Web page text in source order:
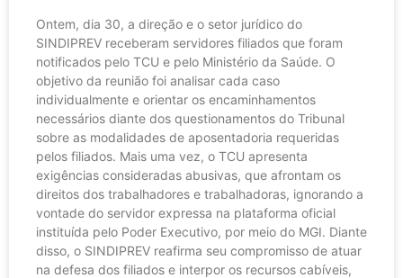
Ontem, dia 30, a direção e o setor jurídico do
SINDIPREV receberam servidores filiados que foram
notificados pelo TCU e pelo Ministério da Saúde. O
objetivo da reunião foi analisar cada caso
individualmente e orientar os encaminhamentos
necessários diante dos questionamentos do Tribunal
sobre as modalidades de aposentadoria requeridas
pelos filiados. Mais uma vez, o TCU apresenta
exigências consideradas abusivas, que afrontam os
direitos dos trabalhadores e trabalhadoras, ignorando a
vontade do servidor expressa na plataforma oficial
instituída pelo Poder Executivo, por meio do MGI. Diante
disso, o SINDIPREV reafirma seu compromisso de atuar
na defesa dos filiados e interpor os recursos cabíveis,